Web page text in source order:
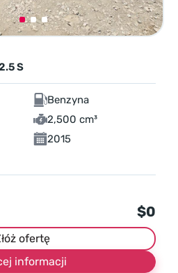
S
Benzyna
2,500 cm³
2015
$0
ofertę
informacji